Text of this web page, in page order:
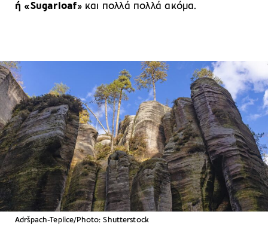
ή «Sugarloaf» και πολλά πολλά ακόμα.
Adršpach-Teplice/Photo: Shutterstock